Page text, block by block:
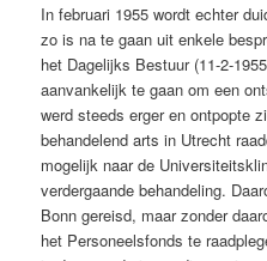
In februari 1955 wordt echter
zo is na te gaan uit enkele
het Dagelijks Bestuur (11-2-
aanvankelijk te gaan om een
werd steeds erger en ontpopte
behandelend arts in Utrecht
mogelijk naar de
verdergaande behandeling.
Bonn gereisd, maar zonder
het Personeelsfonds te